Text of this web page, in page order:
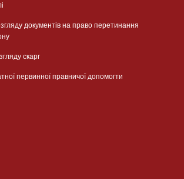
документів на право перетинання
скарг
первинної правничої допомогти